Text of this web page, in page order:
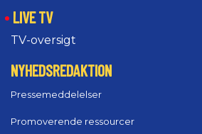
LIVE TV
TV-oversigt
NYHEDSREDAKTION
Pressemeddelelser
Promoverende ressourcer